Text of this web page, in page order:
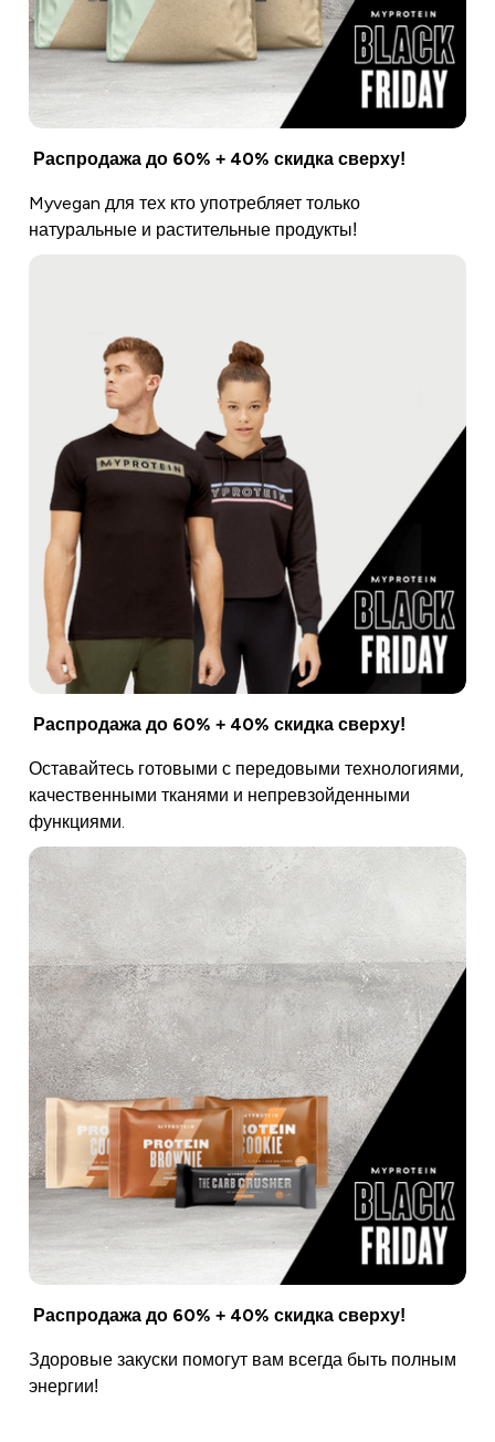
Распродажа до 60% + 40% скидка сверху!
Myvegan для тех кто употребляет только
натуральные и растительные продукты!
Распродажа до 60% + 40% скидка сверху!
Оставайтесь готовыми с передовыми технологиями,
качественными тканями и непревзойденными
функциями.
Распродажа до 60% + 40% скидка сверху!
Здоровые закуски помогут вам всегда быть полным
энергии!